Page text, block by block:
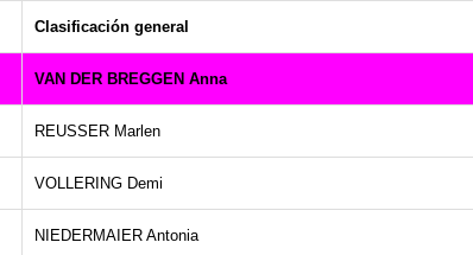
Clasificación general
VAN DER BREGGEN Anna
REUSSER Marlen
VOLLERING Demi
NIEDERMAIER Antonia